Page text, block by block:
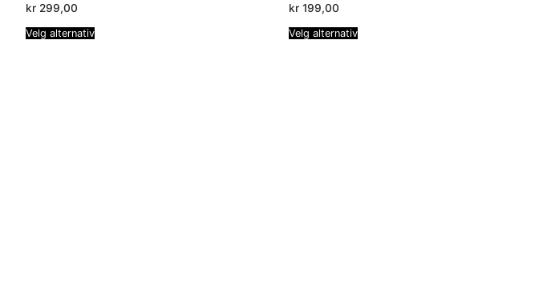
kr 299,00
Velg alternativ
kr 199,00
Velg alternativ